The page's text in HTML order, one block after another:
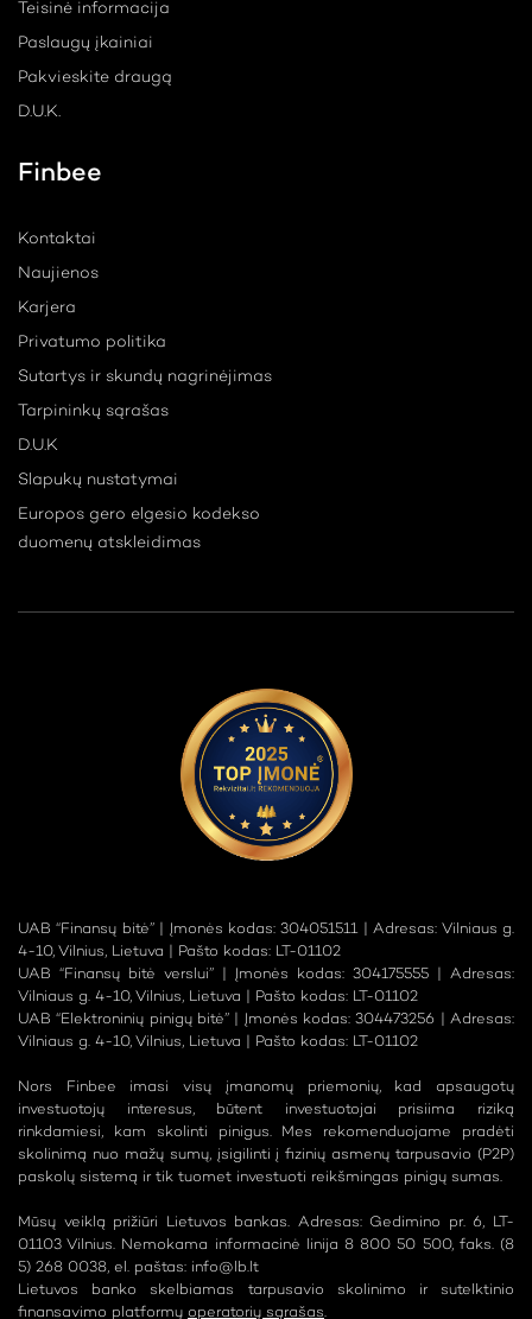
Teisinė informacija
Paslaugų įkainiai
Pakvieskite draugą
D.U.K.
Finbee
Kontaktai
Naujienos
Karjera
Privatumo politika
Sutartys ir skundų nagrinėjimas
Tarpininkų sąrašas
D.U.K
Slapukų nustatymai
Europos gero elgesio kodekso
duomenų atskleidimas
UAB “Finansų bitė” | Įmonės kodas: 304051511 | Adresas: Vilniaus g.
4-10, Vilnius, Lietuva | Pašto kodas: LT-01102
UAB “Finansų bitė verslui” | Įmonės kodas: 304175555 | Adresas:
Vilniaus g. 4-10, Vilnius, Lietuva | Pašto kodas: LT-01102
UAB “Elektroninių pinigų bitė” | Įmonės kodas: 304473256 | Adresas:
Vilniaus g. 4-10, Vilnius, Lietuva | Pašto kodas: LT-01102
Nors Finbee imasi visų įmanomų priemonių, kad apsaugotų
investuotojų interesus, būtent investuotojai prisiima riziką
rinkdamiesi, kam skolinti pinigus. Mes rekomenduojame pradėti
skolinimą nuo mažų sumų, įsigilinti į fizinių asmenų tarpusavio (P2P)
paskolų sistemą ir tik tuomet investuoti reikšmingas pinigų sumas.
Mūsų veiklą prižiūri Lietuvos bankas. Adresas: Gedimino pr. 6, LT-
01103 Vilnius. Nemokama informacinė linija 8 800 50 500, faks. (8
5) 268 0038, el. paštas: info@lb.lt
Lietuvos banko skelbiamas tarpusavio skolinimo ir sutelktinio
finansavimo platformų operatorių sąrašas.